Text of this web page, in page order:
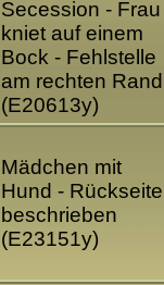
Secession - Frau
kniet auf einem
Bock - Fehlstelle
am rechten Rand
(E20613y)
Mädchen mit
Hund - Rückseite
beschrieben
(E23151y)